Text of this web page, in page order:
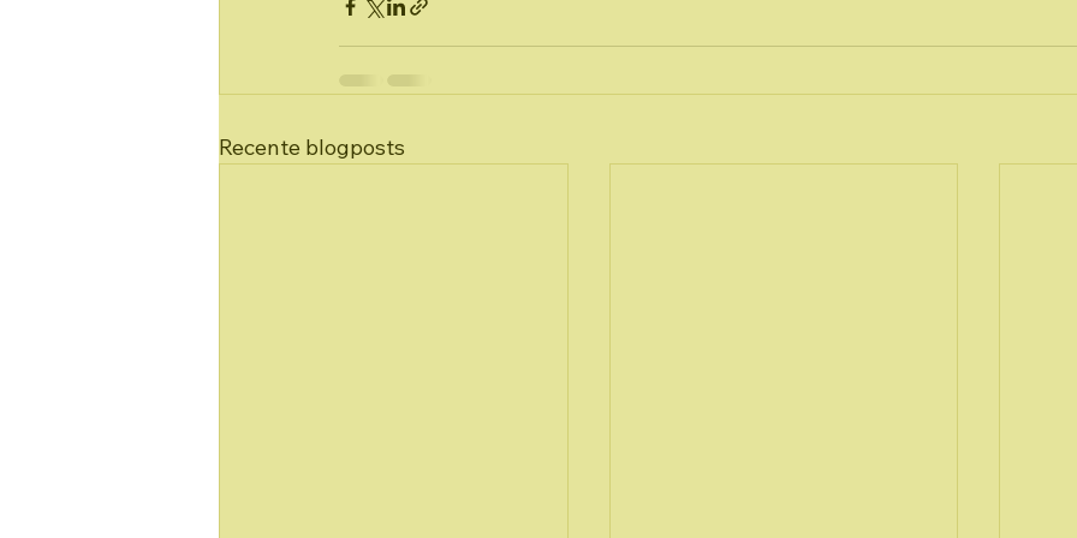
Recente blogposts